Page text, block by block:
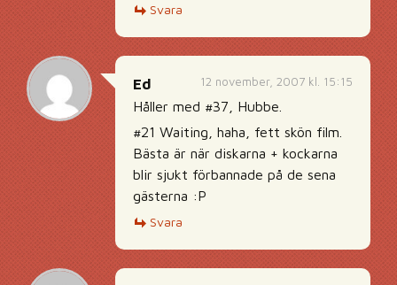
Svara
12 november, 2007 kl. 15:15
Ed
Håller med #37, Hubbe.
#21 Waiting, haha, fett skön film.
Bästa är när diskarna + kockarna
blir sjukt förbannade på de sena
gästerna :P
Svara